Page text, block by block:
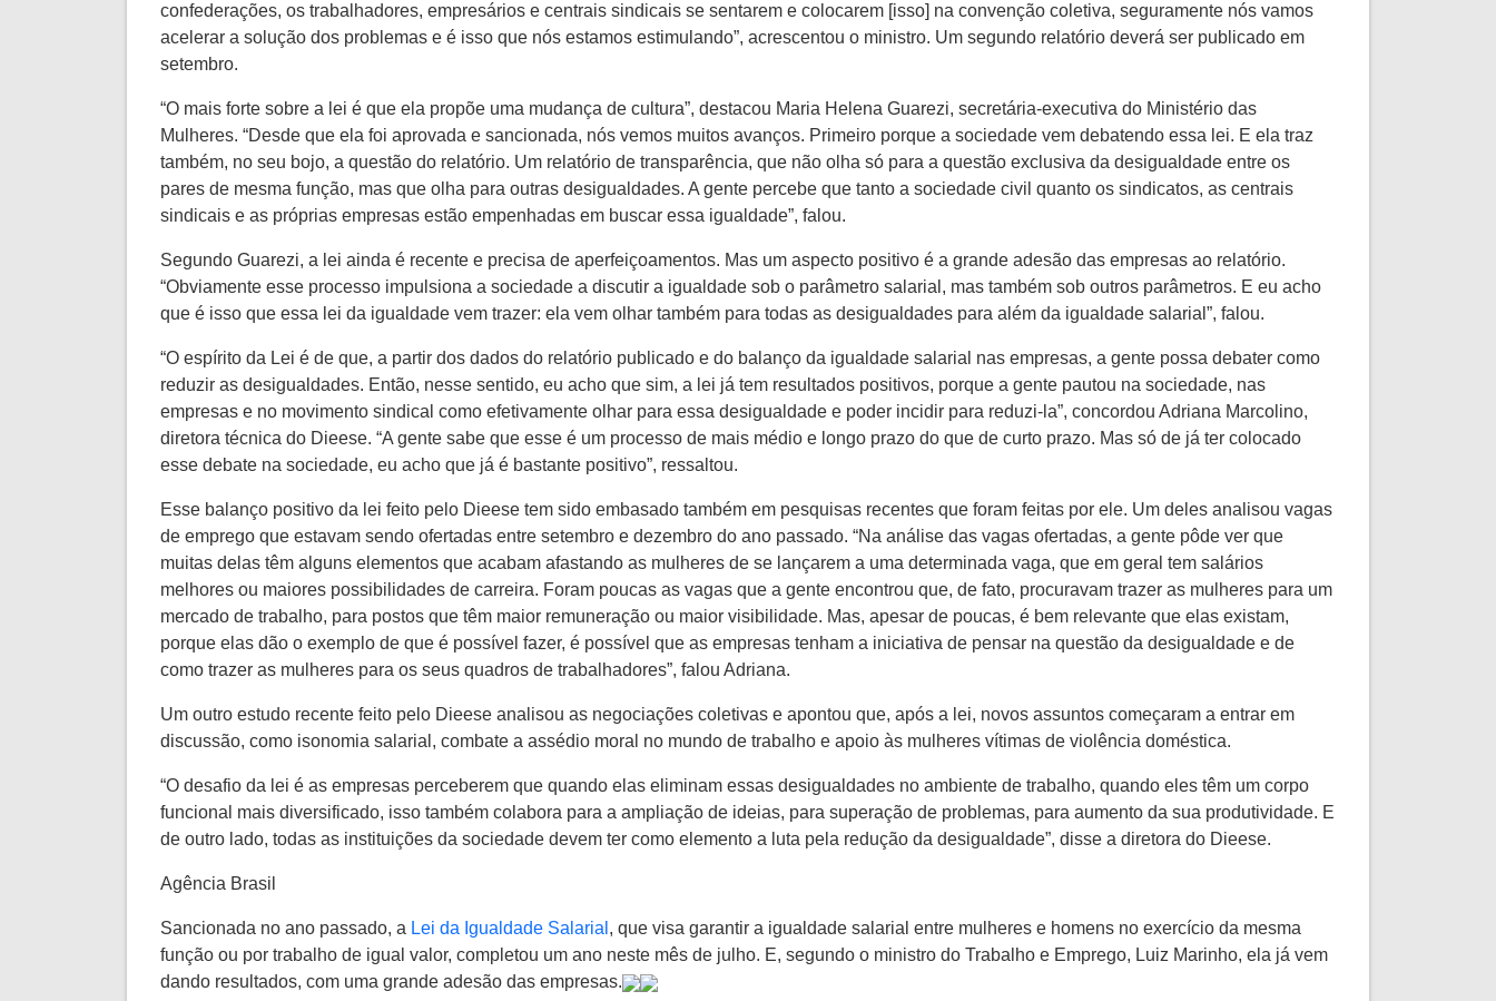
confederações, os trabalhadores, empresários e centrais sindicais se sentarem e colocarem [isso] na convenção coletiva, seguramente nós vamos
acelerar a solução dos problemas e é isso que nós estamos estimulando”, acrescentou o ministro. Um segundo relatório deverá ser publicado em
setembro.
“O mais forte sobre a lei é que ela propõe uma mudança de cultura”, destacou Maria Helena Guarezi, secretária-executiva do Ministério das
Mulheres. “Desde que ela foi aprovada e sancionada, nós vemos muitos avanços. Primeiro porque a sociedade vem debatendo essa lei. E ela traz
também, no seu bojo, a questão do relatório. Um relatório de transparência, que não olha só para a questão exclusiva da desigualdade entre os
pares de mesma função, mas que olha para outras desigualdades. A gente percebe que tanto a sociedade civil quanto os sindicatos, as centrais
sindicais e as próprias empresas estão empenhadas em buscar essa igualdade”, falou.
Segundo Guarezi, a lei ainda é recente e precisa de aperfeiçoamentos. Mas um aspecto positivo é a grande adesão das empresas ao relatório.
“Obviamente esse processo impulsiona a sociedade a discutir a igualdade sob o parâmetro salarial, mas também sob outros parâmetros. E eu acho
que é isso que essa lei da igualdade vem trazer: ela vem olhar também para todas as desigualdades para além da igualdade salarial”, falou.
“O espírito da Lei é de que, a partir dos dados do relatório publicado e do balanço da igualdade salarial nas empresas, a gente possa debater como
reduzir as desigualdades. Então, nesse sentido, eu acho que sim, a lei já tem resultados positivos, porque a gente pautou na sociedade, nas
empresas e no movimento sindical como efetivamente olhar para essa desigualdade e poder incidir para reduzi-la”, concordou Adriana Marcolino,
diretora técnica do Dieese. “A gente sabe que esse é um processo de mais médio e longo prazo do que de curto prazo. Mas só de já ter colocado
esse debate na sociedade, eu acho que já é bastante positivo”, ressaltou.
Esse balanço positivo da lei feito pelo Dieese tem sido embasado também em pesquisas recentes que foram feitas por ele. Um deles analisou vagas
de emprego que estavam sendo ofertadas entre setembro e dezembro do ano passado. “Na análise das vagas ofertadas, a gente pôde ver que
muitas delas têm alguns elementos que acabam afastando as mulheres de se lançarem a uma determinada vaga, que em geral tem salários
melhores ou maiores possibilidades de carreira. Foram poucas as vagas que a gente encontrou que, de fato, procuravam trazer as mulheres para um
mercado de trabalho, para postos que têm maior remuneração ou maior visibilidade. Mas, apesar de poucas, é bem relevante que elas existam,
porque elas dão o exemplo de que é possível fazer, é possível que as empresas tenham a iniciativa de pensar na questão da desigualdade e de
como trazer as mulheres para os seus quadros de trabalhadores”, falou Adriana.
Um outro estudo recente feito pelo Dieese analisou as negociações coletivas e apontou que, após a lei, novos assuntos começaram a entrar em
discussão, como isonomia salarial, combate a assédio moral no mundo de trabalho e apoio às mulheres vítimas de violência doméstica.
“O desafio da lei é as empresas perceberem que quando elas eliminam essas desigualdades no ambiente de trabalho, quando eles têm um corpo
funcional mais diversificado, isso também colabora para a ampliação de ideias, para superação de problemas, para aumento da sua produtividade. E
de outro lado, todas as instituições da sociedade devem ter como elemento a luta pela redução da desigualdade”, disse a diretora do Dieese.
Agência Brasil
Sancionada no ano passado, a Lei da Igualdade Salarial , que visa garantir a igualdade salarial entre mulheres e homens no exercício da mesma
função ou por trabalho de igual valor, completou um ano neste mês de julho. E, segundo o ministro do Trabalho e Emprego, Luiz Marinho, ela já vem
dando resultados, com uma grande adesão das empresas.